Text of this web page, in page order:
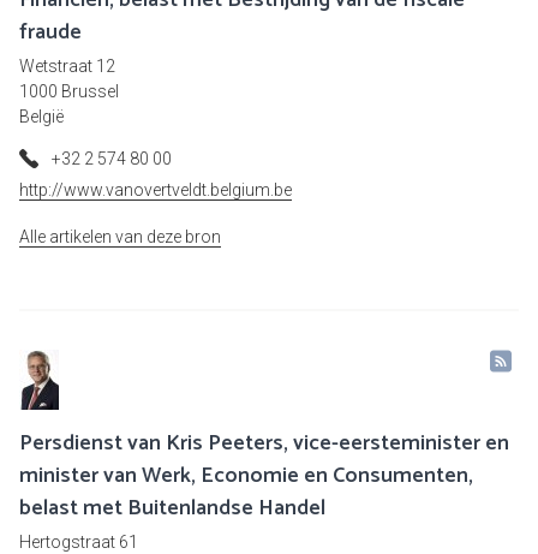
fraude
Wetstraat 12
1000 Brussel
België
+32 2 574 80 00
http://www.vanovertveldt.belgium.be
Alle artikelen van deze bron
Persdienst van Kris Peeters, vice-eersteminister en
minister van Werk, Economie en Consumenten,
belast met Buitenlandse Handel
Hertogstraat 61